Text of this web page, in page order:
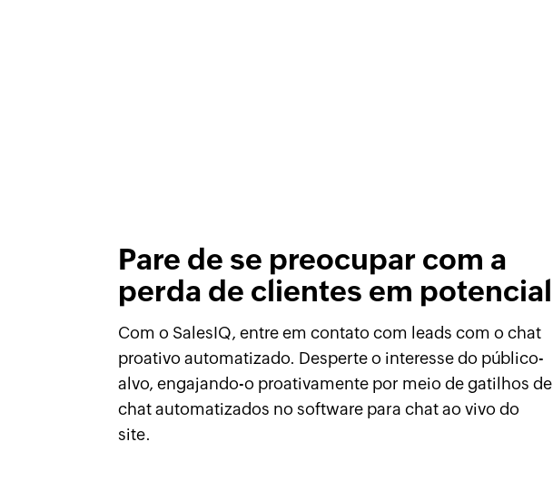
Pare de se preocupar com a
perda de clientes em potencial
Com o SalesIQ, entre em contato com leads com o chat
proativo automatizado. Desperte o interesse do público-
alvo, engajando-o proativamente por meio de gatilhos de
chat automatizados no software para chat ao vivo do
site.